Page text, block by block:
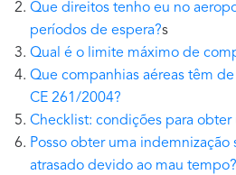
Que direitos tenho eu no
períodos de espera?s
Qual é o limite máximo de
Que companhias aéreas têm
CE 261/2004?
Checklist: condições para
Posso obter uma indemnização
atrasado devido ao mau tempo?